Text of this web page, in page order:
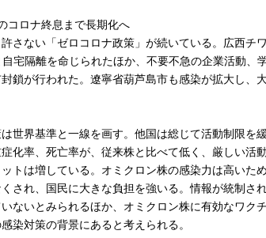
コロナ終息まで長期化へ
さない「ゼロコロナ政策」が続いている。広西チ
宅隔離を命じられたほか、不要不急の企業活動、
鎖が行われた。遼寧省葫芦島市も感染が拡大し、
世界基準と一線を画す。他国は総じて活動制限を
化率、死亡率が、従来株と比べて低く、厳しい活
トは増している。オミクロン株の感染力は高いた
され、国民に大きな負担を強いる。情報が統制さ
ないとみられるほか、オミクロン株に有効なワク
染対策の背景にあると考えられる。